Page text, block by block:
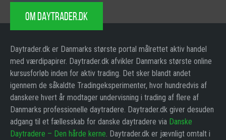
OM DAYTRADER.DK
Daytrader.dk er Danmarks største portal målrettet aktiv handel
med værdipapirer. Daytrader.dk afvikler Danmarks største online
kursusforløb inden for aktiv trading. Det sker blandt andet
igennem de såkaldte Tradingeksperimenter, hvor hundredvis af
danskere hvert år modtager undervisning i trading af flere af
Danmarks professionelle daytradere. Daytrader.dk giver desuden
adgang til et fællesskab for danske daytradere via Danske
Daytradere – Den hårde kerne. Daytrader.dk er jævnligt omtalt i